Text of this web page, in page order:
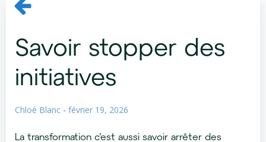
Savoir stopper des
initiatives
Chloé Blanc - février 19, 2026
La transformation c’est aussi savoir arrêter des